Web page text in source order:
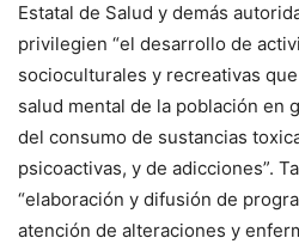
Estatal de Salud y demás
privilegien “el desarrollo de
socioculturales y recreativas
salud mental de la población en
del consumo de sustancias
psicoactivas, y de adicciones”.
“elaboración y difusión de
atención de alteraciones y